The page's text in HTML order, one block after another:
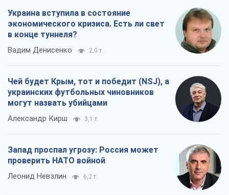
Украина вступила в состояние
экономического кризиса. Есть ли свет
в конце туннеля?
Вадим Денисенко 2,0 т.
Чей будет Крым, тот и победит (NSJ), а
украинских футбольных чиновников
могут назвать убийцами
Александр Кирш 3,1 т.
Запад проспал угрозу: Россия может
проверить НАТО войной
Леонид Невзлин 6,2 т.